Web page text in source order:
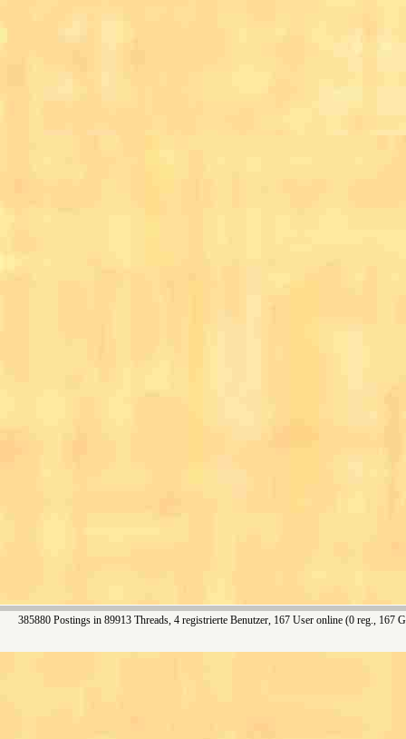
385880 Postings in 89913 Threads, 4 registrierte Benutzer, 167 User online (0 reg., 167